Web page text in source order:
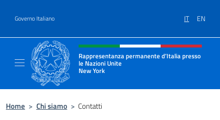
Governo Italiano IT EN
Intestazione sito, social e menù
Rappresentanza permanente d’Italia presso
le Nazioni Unite
New York
Il sito ufficiale della Rappresentanza
Home > Chi siamo > Contatti